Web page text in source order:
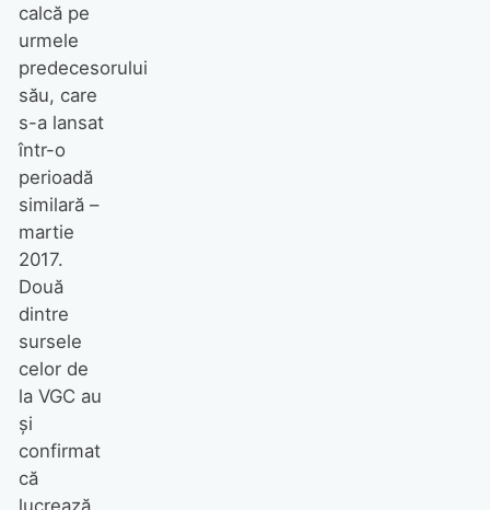
calcă pe
urmele
predecesorului
său, care
s-a lansat
într-o
perioadă
similară –
martie
2017.
Două
dintre
sursele
celor de
la VGC au
și
confirmat
că
lucrează